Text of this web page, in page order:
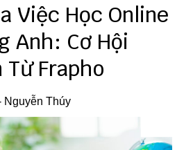
Việc Học Online
Anh: Cơ Hội
Frapho
Nguyễn Thúy